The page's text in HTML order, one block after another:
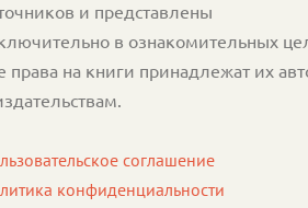
и представлены
в ознакомительных
права на книги принадлежат их
соглашение
конфиденциальности